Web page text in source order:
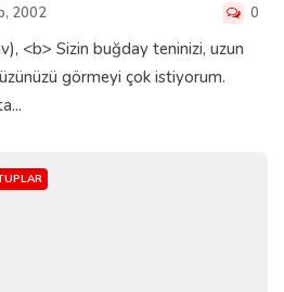
2002 0
<b> Sizin buğday teninizi, uzun
görmeyi çok istiyorum.